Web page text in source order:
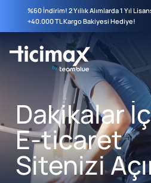
%60 İndirim! 2 Yıllık Alımlarda 1 Yıl
+40.000 TL Kargo Bakiyesi Hediye!
Dakikalar
E-ticaret
Sitenizi